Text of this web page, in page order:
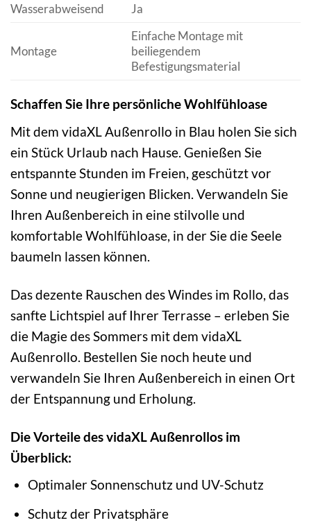
Wasserabweisend Ja
Montage
Einfache Montage mit
beiliegendem
Befestigungsmaterial
Schaffen Sie Ihre persönliche Wohlfühloase
Mit dem vidaXL Außenrollo in Blau holen Sie sich
ein Stück Urlaub nach Hause. Genießen Sie
entspannte Stunden im Freien, geschützt vor
Sonne und neugierigen Blicken. Verwandeln Sie
Ihren Außenbereich in eine stilvolle und
komfortable Wohlfühloase, in der Sie die Seele
baumeln lassen können.
Das dezente Rauschen des Windes im Rollo, das
sanfte Lichtspiel auf Ihrer Terrasse – erleben Sie
die Magie des Sommers mit dem vidaXL
Außenrollo. Bestellen Sie noch heute und
verwandeln Sie Ihren Außenbereich in einen Ort
der Entspannung und Erholung.
Die Vorteile des vidaXL Außenrollos im
Überblick:
Optimaler Sonnenschutz und UV-Schutz
Schutz der Privatsphäre